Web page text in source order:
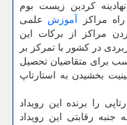
کردین زیست بوم
مراکز
آموزش علمی
مراکز از برکات این
در کشور با تمرکز بر
برای متقاضیان تحصیل
بخشیدن به استارتاپ
را برنده این رویداد
رقابتی این رویداد